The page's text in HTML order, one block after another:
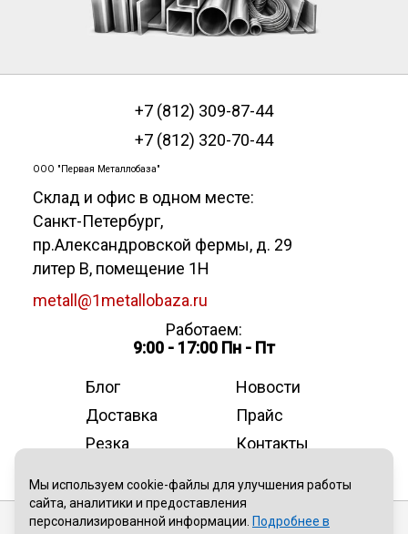
+7 (812) 309-87-44
+7 (812) 320-70-44
ООО "Первая Металлобаза"
Склад и офис в одном месте:
Санкт-Петербург,
пр.Александровской фермы, д. 29
литер В, помещение 1Н
metall@1metallobaza.ru
Работаем:
9:00 - 17:00 Пн - Пт
Блог
Новости
Доставка
Прайс
Резка
Контакты
Публичная оферта
Мы используем cookie-файлы для улучшения работы
сайта, аналитики и предоставления
персонализированной информации. Подробнее в